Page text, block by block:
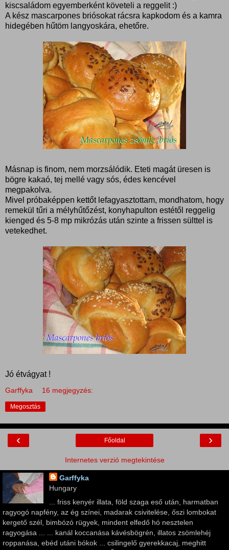
kiscsaládom egyemberként követeli a reggelit :)
A kész mascarpones briósokat rácsra kapkodom és a kamra
hidegében hűtöm langyoskára, ehetőre.
Másnap is finom, nem morzsálódik. Eteti magát üresen is
bögre kakaó, tej mellé vagy sós, édes kencével
megpakolva.
Mivel próbaképpen kettőt lefagyasztottam, mondhatom, hogy
remekül tűri a mélyhűtőzést, konyhapulton estétől reggelig
kienged és 5-8 mp mikrózás után szinte a frissen sülttel is
vetekedhet.
Jó étvágyat !
Garffyka 16 megjegyzés:
Megosztás
‹ ›
Főoldal
Internetes verzió megtekintése
Garffyka
Hungary
... friss kenyér illata, föld szaga eső után, harmatban
ragyogó napfény, az ég színei, madarak csivitelése, őszi lombokat
kergető szél, bimbózó rügyek, mindent elfedő hó nesztelen
ragyogása ... ... kanál koccanása kávésbögrén, illatos zsömlehéj
roppanása, ebéd utáni bókok ... csilingelő gyerekkacaj, meghitt